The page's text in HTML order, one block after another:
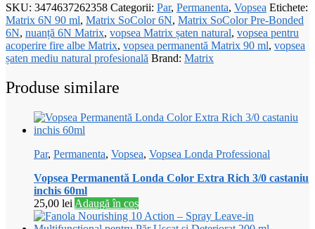
SKU: 3474637262358 Categorii: Par, Permanenta, Vopsea Etichete:
Matrix 6N 90 ml, Matrix SoColor 6N, Matrix SoColor Pre-Bonded
6N, nuanță 6N Matrix, vopsea Matrix șaten natural, vopsea pentru
acoperire fire albe Matrix, vopsea permanentă Matrix 90 ml, vopsea
șaten mediu natural profesională Brand: Matrix
Produse similare
Par, Permanenta, Vopsea, Vopsea Londa Professional
Vopsea Permanentă Londa Color Extra Rich 3/0 castaniu
inchis 60ml
25,00 lei Adaugă în coș